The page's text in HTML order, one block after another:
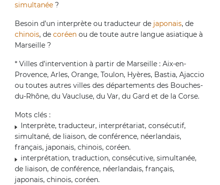
simultanée ?
Besoin d’un interprète ou traducteur de japonais, de
chinois, de coréen ou de toute autre langue asiatique à
Marseille ?
* Villes d’intervention à partir de Marseille : Aix-en-
Provence, Arles, Orange, Toulon, Hyères, Bastia, Ajaccio
ou toutes autres villes des départements des Bouches-
du-Rhône, du Vaucluse, du Var, du Gard et de la Corse.
Mots clés :
Interprète, traducteur, interprétariat, consécutif,
simultané, de liaison, de conférence, néerlandais,
français, japonais, chinois, coréen.
interprétation, traduction, consécutive, simultanée,
de liaison, de conférence, néerlandais, français,
japonais, chinois, coréen.